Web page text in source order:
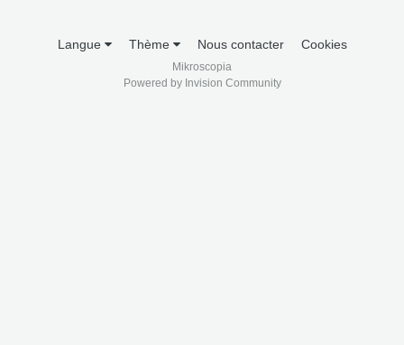
Langue Thème Nous contacter Cookies
Mikroscopia
Powered by Invision Community